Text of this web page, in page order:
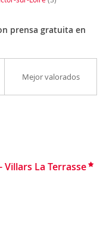
prensa gratuita en
Mejor valorados
Villars La Terrasse